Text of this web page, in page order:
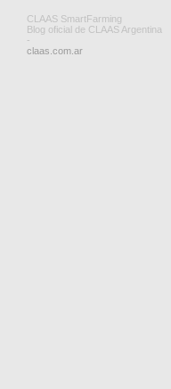
CLAAS SmartFarming
Blog oficial de CLAAS Argentina
-
claas.com.ar